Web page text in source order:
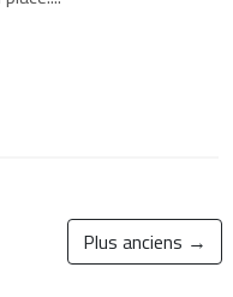
Plus anciens →